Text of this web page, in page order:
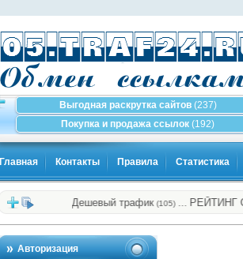
Выгодная раскрутка сайтов(237)
Покупка и продажа ссылок (192)
Главная Контакты Правила Статистика
Дешевый трафик(105)…РЕЙТИНГ
Авторизация